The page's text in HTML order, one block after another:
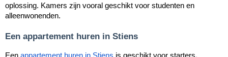
oplossing. Kamers zijn vooral geschikt voor studenten en
alleenwonenden.
Een appartement huren in Stiens
Een appartement huren in Stiens is geschikt voor starters,